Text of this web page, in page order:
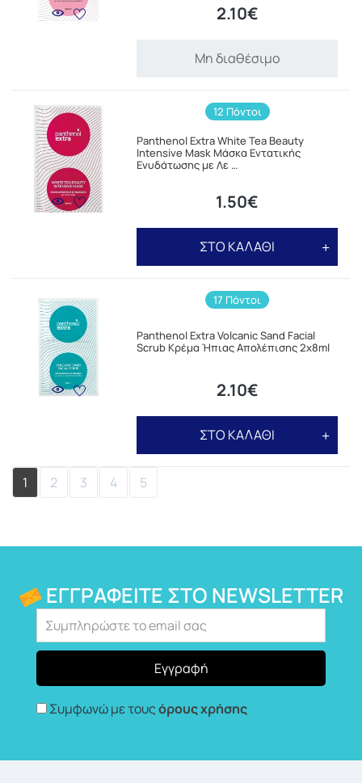
2.10€
Μη διαθέσιμο
12 Πόντοι
Panthenol Extra White Tea Beauty
Intensive Mask Μάσκα Εντατικής
Ενυδάτωσης με Λε …
1.50€
ΣΤΟ ΚΑΛΑΘΙ
17 Πόντοι
Panthenol Extra Volcanic Sand Facial
Scrub Κρέμα Ήπιας Απολέπισης 2x8ml
2.10€
ΣΤΟ ΚΑΛΑΘΙ
1 2 3 4 5
ΕΓΓΡΑΦΕΊΤΕ ΣΤΟ NEWSLETTER
Συμφωνώ με τουςόρους χρήσης